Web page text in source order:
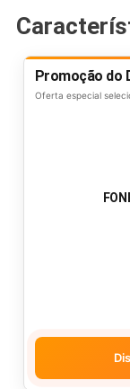
Promoção do
Oferta especial